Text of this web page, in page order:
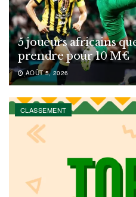
5 joueurs africains
prendre pour 10 M€
AOÛT 5, 2026
CLASSEMENT